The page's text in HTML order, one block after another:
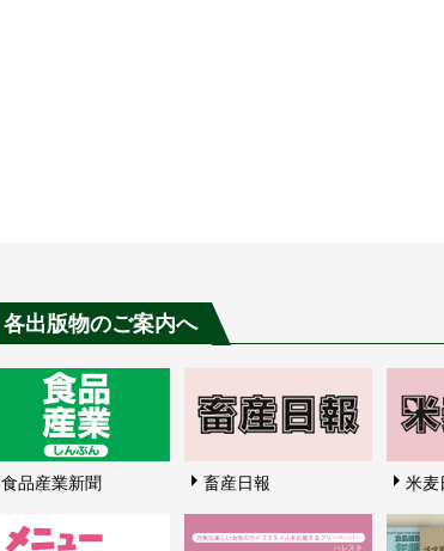
各出版物のご案内へ
食品産業新聞 畜産日報 米麦